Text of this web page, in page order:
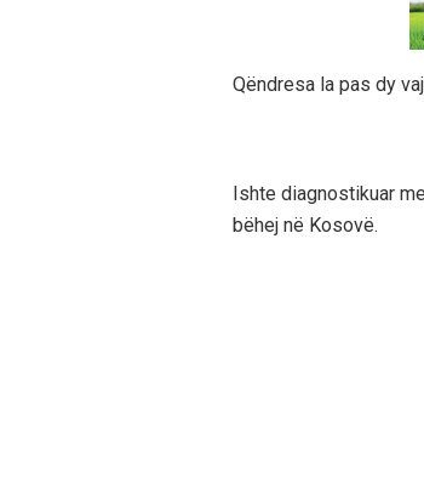
Qëndresa la pas dy
Ishte diagnostikuar
bëhej në Kosovë.